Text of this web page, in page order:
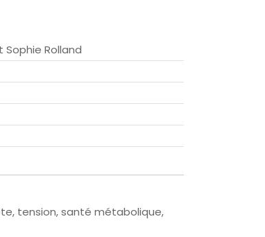
Sophie Rolland
tension, santé métabolique,